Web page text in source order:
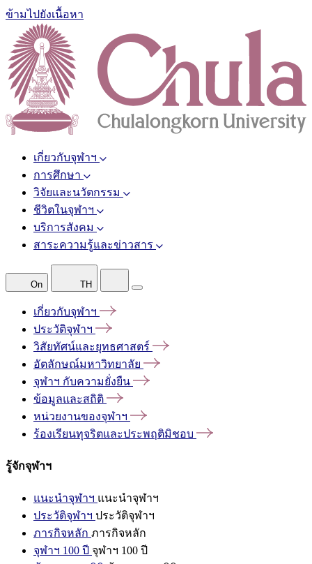
ข้ามไปยังเนื้อหา
เกี่ยวกับจุฬาฯ
การศึกษา
วิจัยและนวัตกรรม
ชีวิตในจุฬาฯ
บริการสังคม
สาระความรู้และข่าวสาร
On TH
เกี่ยวกับจุฬาฯ
ประวัติจุฬาฯ
วิสัยทัศน์และยุทธศาสตร์
อัตลักษณ์มหาวิทยาลัย
จุฬาฯ กับความยั่งยืน
ข้อมูลและสถิติ
หน่วยงานของจุฬาฯ
ร้องเรียนทุจริตและประพฤติมิชอบ
รู้จักจุฬาฯ
แนะนำจุฬาฯ แนะนำจุฬาฯ
ประวัติจุฬาฯ ประวัติจุฬาฯ
ภารกิจหลัก ภารกิจหลัก
จุฬาฯ 100 ปี จุฬาฯ 100 ปี